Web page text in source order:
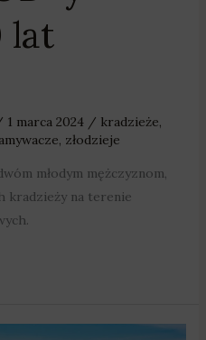
lat
1 marca 2024 / kradzieże,
, złodzieje
młodym mężczyznom,
kradzieży na terenie